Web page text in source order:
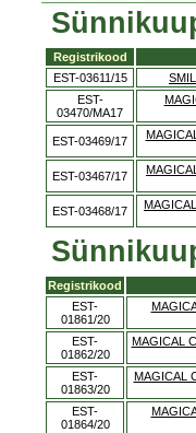
Registrikood
EST-03611/15
EST-
03470/MA17
EST-03469/17
EST-03467/17
EST-03468/17
Registrikood
EST-
01861/20
EST-
01862/20
MAGICAL
EST-
01863/20
MAGICAL
EST-
01864/20